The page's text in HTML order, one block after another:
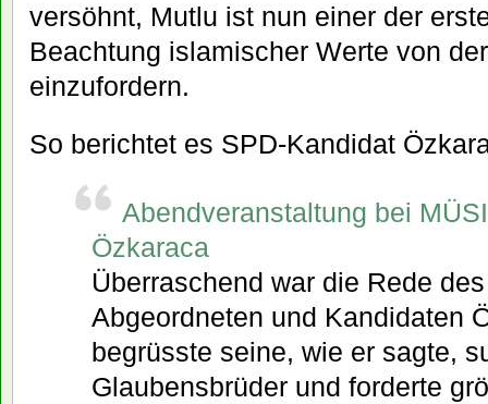
versöhnt, Mutlu ist nun einer der
Beachtung islamischer Werte von
einzufordern.
So berichtet es SPD-Kandidat
Abendveranstaltung bei
Özkaraca
Überraschend war die Rede
Abgeordneten und Kandidaten
begrüsste seine, wie er sagte,
Glaubensbrüder und forderte